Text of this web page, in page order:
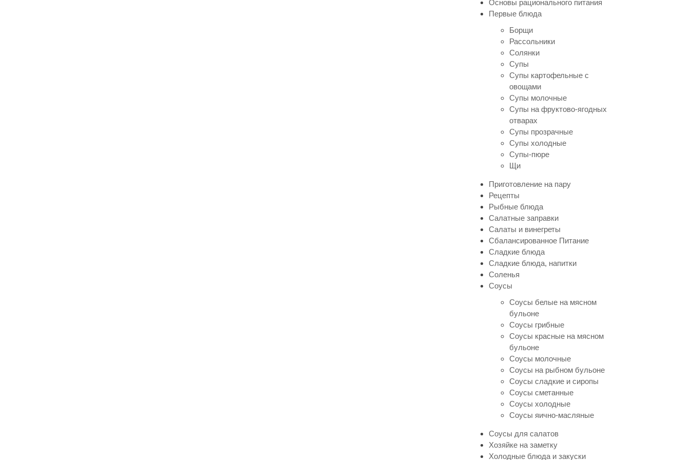
Основы рационального питания
Первые блюда
Борщи
Рассольники
Солянки
Супы
Супы картофельные с
овощами
Супы молочные
Супы на фруктово-ягодных
отварах
Супы прозрачные
Супы холодные
Супы-пюре
Щи
Приготовление на пару
Рецепты
Рыбные блюда
Салатные заправки
Салаты и винегреты
Сбалансированное Питание
Сладкие блюда
Сладкие блюда, напитки
Соленья
Соусы
Соусы белые на мясном
бульоне
Соусы грибные
Соусы красные на мясном
бульоне
Соусы молочные
Соусы на рыбном бульоне
Соусы сладкие и сиропы
Соусы сметанные
Соусы холодные
Соусы яично-масляные
Соусы для салатов
Хозяйке на заметку
Холодные блюда и закуски